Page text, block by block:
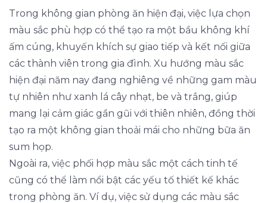
Trong không gian phòng ăn hiện đại, việc lựa chọn
màu sắc phù hợp có thể tạo ra một bầu không khí
ấm cúng, khuyến khích sự giao tiếp và kết nối giữa
các thành viên trong gia đình. Xu hướng màu sắc
hiện đại năm nay đang nghiêng về những gam màu
tự nhiên như xanh lá cây nhạt, be và trắng, giúp
mang lại cảm giác gần gũi với thiên nhiên, đồng thời
tạo ra một không gian thoải mái cho những bữa ăn
sum họp.
Ngoài ra, việc phối hợp màu sắc một cách tinh tế
cũng có thể làm nổi bật các yếu tố thiết kế khác
trong phòng ăn. Ví dụ, việc sử dụng các màu sắc